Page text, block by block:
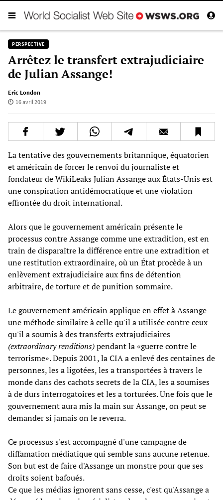
PERSPECTIVE
Arrêtez le transfert extrajudiciaire
de Julian Assange!
Eric London
16 avril 2019
La tentative des gouvernements britannique, équatorien
et américain de forcer le renvoi du journaliste et
fondateur de WikiLeaks Julian Assange aux États-Unis est
une conspiration antidémocratique et une violation
effrontée du droit international.
Alors que le gouvernement américain présente le
processus contre Assange comme une extradition, est en
train de disparaître la différence entre une extradition et
une restitution extraordinaire, où un État procède à un
enlèvement extrajudiciaire aux fins de détention
arbitraire, de torture et de punition sommaire.
Le gouvernement américain applique en effet à Assange
une méthode similaire à celle qu'il a utilisée contre ceux
qu'il a soumis à des transferts extrajudiciaires
(extraordinary renditions)pendant la «guerre contre le
terrorisme». Depuis 2001, la CIA a enlevé des centaines de
personnes, les a ligotées, les a transportées à travers le
monde dans des cachots secrets de la CIA, les a soumises
à de durs interrogatoires et les a torturées. Une fois que le
gouvernement aura mis la main sur Assange, on peut se
demander si jamais on le reverra.
Ce processus s'est accompagné d'une campagne de
diffamation médiatique qui semble sans aucune retenue.
Son but est de faire d'Assange un monstre pour que ses
droits soient bafoués.
Ce que les médias ignorent sans cesse, c'est qu'Assange a